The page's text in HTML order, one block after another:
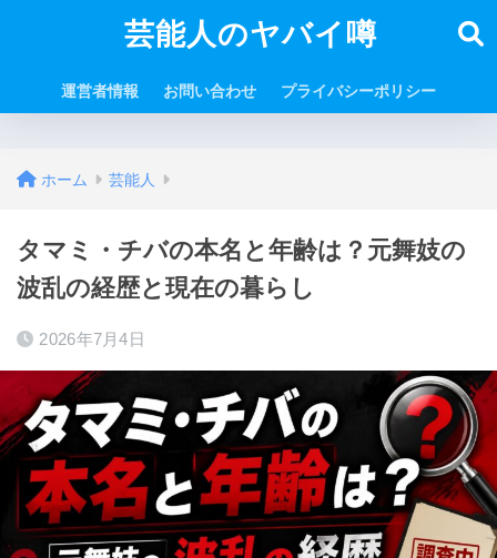
芸能人のヤバイ噂
運営者情報 お問い合わせ プライバシーポリシー
ホーム 芸能人
タマミ・チバの本名と年齢は？元舞妓の
波乱の経歴と現在の暮らし
2026年7月4日